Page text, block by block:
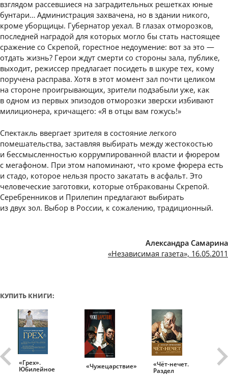
взглядом рассевшиеся на заградительных решетках юные
бунтари… Администрация захвачена, но в здании никого,
кроме уборщицы. Губернатор уехал. В глазах отморозков,
последней наградой для которых могло бы стать настоящее
сражение со Скрепой, горестное недоумение: вот за это —
отдать жизнь? Герои ждут смерти со стороны зала, публике,
выходит, режиссер предлагает посидеть в шкуре тех, кому
поручена расправа. Хотя в этот момент зал почти целиком
на стороне проигрывающих, зрители подзабыли уже, как
в одном из первых эпизодов отморозки зверски избивают
милиционера, кричащего: «Я в отцы вам гожусь!»
Спектакль ввергает зрителя в состояние легкого
помешательства, заставляя выбирать между жестокостью
и бессмысленностью коррумпированной власти и фюрером
с мегафоном. При этом напоминают, что кроме фюрера есть
и стадо, которое нельзя просто закатать в асфальт. Это
человеческие заготовки, которые отбракованы Скрепой.
Серебренников и Прилепин предлагают выбирать
из двух зол. Выбор в России, к сожалению, традиционный.
Александра Самарина
«Независимая газета», 16.05.2011
КУПИТЬ КНИГИ:
«Грех».
Юбилейное «Чужецарствие» «Чёт-нечет.
Раздел